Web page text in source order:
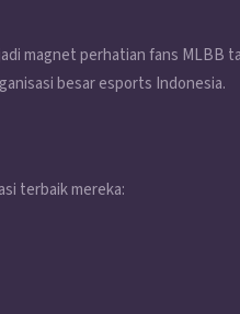
magnet perhatian fans MLBB
besar esports Indonesia.
terbaik mereka: